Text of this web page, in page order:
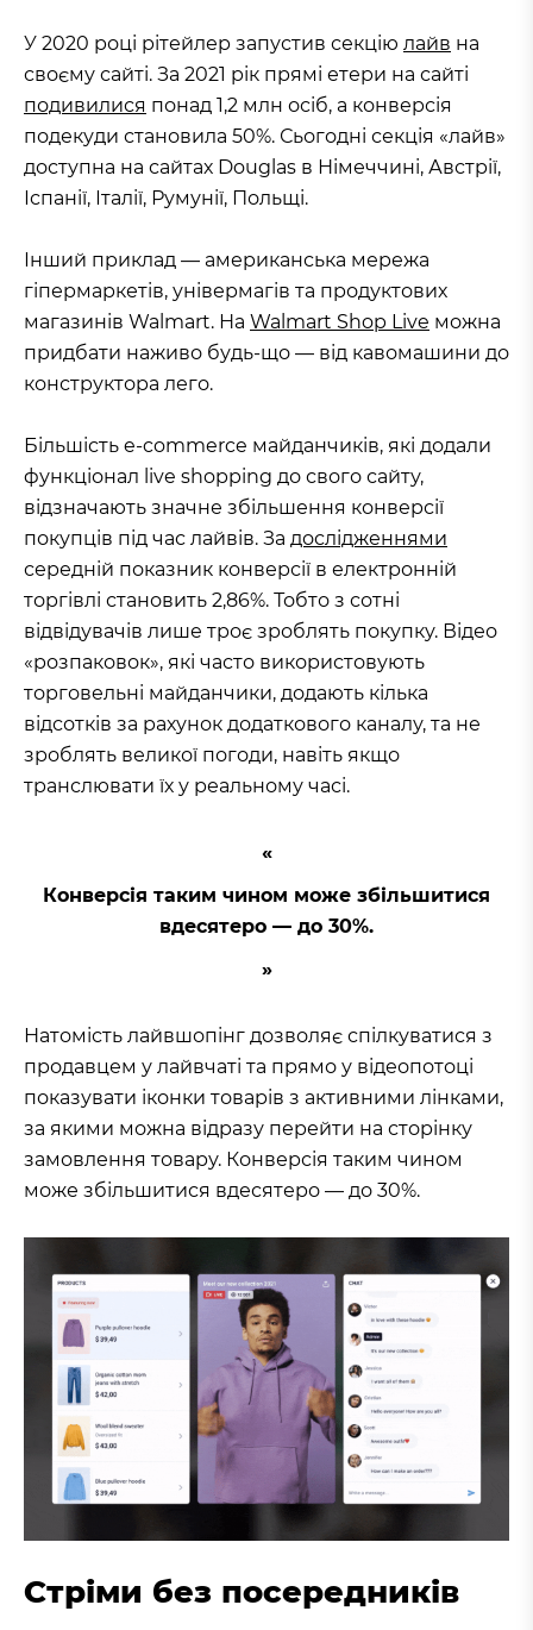
У 2020 році рітейлер запустив секцію лайв на
своєму сайті. За 2021 рік прямі етери на сайті
подивилися понад 1,2 млн осіб, а конверсія
подекуди становила 50%. Сьогодні секція «лайв»
доступна на сайтах Douglas в Німеччині, Австрії,
Іспанії, Італії, Румунії, Польщі.
Інший приклад — американська мережа
гіпермаркетів, універмагів та продуктових
магазинів Walmart. На Walmart Shop Live можна
придбати наживо будь-що — від кавомашини до
конструктора лего.
Більшість e-commerce майданчиків, які додали
функціонал live shopping до свого сайту,
відзначають значне збільшення конверсії
покупців під час лайвів. За дослідженнями
середній показник конверсії в електронній
торгівлі становить 2,86%. Тобто з сотні
відвідувачів лише троє зроблять покупку. Відео
«розпаковок», які часто використовують
торговельні майданчики, додають кілька
відсотків за рахунок додаткового каналу, та не
зроблять великої погоди, навіть якщо
транслювати їх у реальному часі.
Конверсія таким чином може збільшитися
вдесятеро — до 30%.
Натомість лайвшопінг дозволяє спілкуватися з
продавцем у лайвчаті та прямо у відеопотоці
показувати іконки товарів з активними лінками,
за якими можна відразу перейти на сторінку
замовлення товару. Конверсія таким чином
може збільшитися вдесятеро — до 30%.
Стріми без посередників